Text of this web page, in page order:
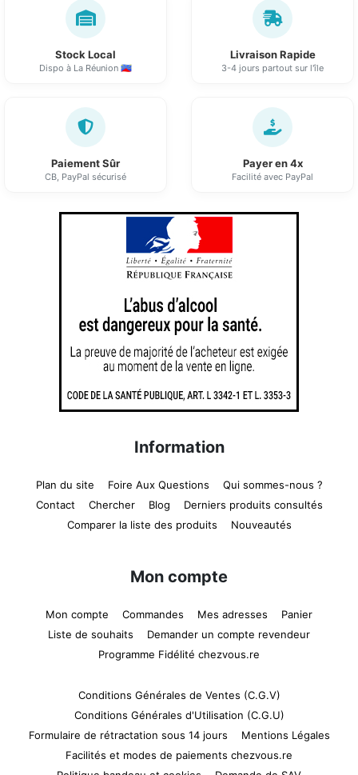
Stock Local
Dispo à La Réunion 🇷🇪
Livraison Rapide
3-4 jours partout sur l'île
Paiement Sûr
CB, PayPal sécurisé
Payer en 4x
Facilité avec PayPal
Information
Plan du site Foire Aux Questions
Qui sommes-nous ?
Contact
Chercher Blog
Derniers produits consultés
Comparer la liste des produits
Nouveautés
Mon compte
Mon compte Commandes Mes adresses
Panier
Liste de souhaits
Demander un compte revendeur
Programme Fidélité chezvous.re
Conditions Générales de Ventes (C.G.V)
Conditions Générales d'Utilisation (C.G.U)
Formulaire de rétractation sous 14 jours
Mentions Légales
Facilités et modes de paiements chezvous.re